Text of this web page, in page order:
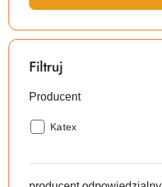
Filtruj
Producent
Producent:
Katex